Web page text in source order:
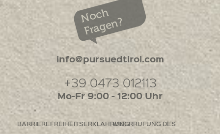
Noch
Fragen?
info@pursuedtirol.com
+39 0473 012113
Mo-Fr 9:00 - 12:00 Uhr
BARRIEREFREIHEITSERKLÄHRUNGWIDERRUFUNG DES